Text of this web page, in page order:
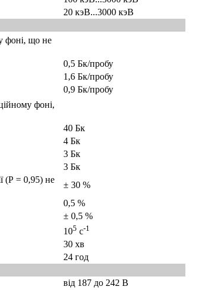
20 кэВ...3000 кэВ
фоні, що не
0,5 Бк/пробу
1,6 Бк/пробу
0,9 Бк/пробу
фоні,
40 Бк
4 Бк
3 Бк
3 Бк
(Р = 0,95) не
± 30 %
0,5 %
± 0,5 %
105 с-1
30 хв
24 год
від 187 до 242 В